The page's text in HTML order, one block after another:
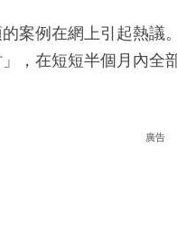
案例在網上引起熱議
，在短短半個月內全
廣告